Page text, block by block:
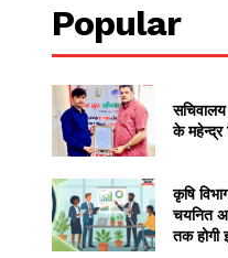
Popular
के महेन्द्र
कृषि
चयनित
तक होगी